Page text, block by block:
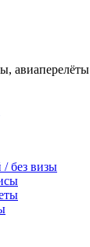
авиаперелёты
/ без визы